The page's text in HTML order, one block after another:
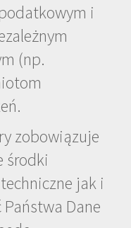
i
(np.
zobowiązuje
środki
jak i
Dane